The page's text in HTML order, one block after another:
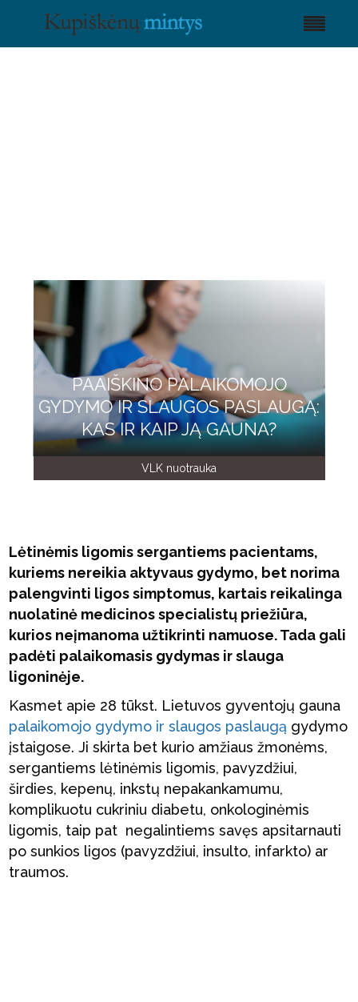
PAAIŠKINO PALAIKOMOJO
GYDYMO IR SLAUGOS PASLAUGĄ:
KAS IR KAIP JĄ GAUNA?
VLK nuotrauka
Lėtinėmis ligomis sergantiems pacientams,
kuriems nereikia aktyvaus gydymo, bet norima
palengvinti ligos simptomus, kartais reikalinga
nuolatinė medicinos specialistų priežiūra,
kurios neįmanoma užtikrinti namuose. Tada gali
padėti palaikomasis gydymas ir slauga
ligoninėje.
Kasmet apie 28 tūkst. Lietuvos gyventojų gauna
palaikomojo gydymo ir slaugos paslaugą gydymo
įstaigose. Ji skirta bet kurio amžiaus žmonėms,
sergantiems lėtinėmis ligomis, pavyzdžiui,
širdies, kepenų, inkstų nepakankamumu,
komplikuotu cukriniu diabetu, onkologinėmis
ligomis, taip pat negalintiems savęs apsitarnauti
po sunkios ligos (pavyzdžiui, insulto, infarkto) ar
traumos.